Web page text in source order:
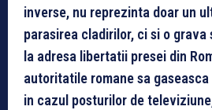
inverse, nu reprezinta doar un
parasirea cladirilor, ci si o
la adresa libertatii presei din
autoritatile romane sa
in cazul posturilor de